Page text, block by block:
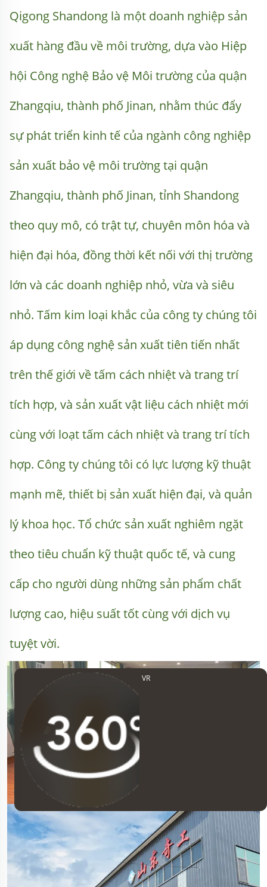
Qigong Shandong là một doanh nghiệp sản
xuất hàng đầu về môi trường, dựa vào Hiệp
hội Công nghệ Bảo vệ Môi trường của quận
Zhangqiu, thành phố Jinan, nhằm thúc đẩy
sự phát triển kinh tế của ngành công nghiệp
sản xuất bảo vệ môi trường tại quận
Zhangqiu, thành phố Jinan, tỉnh Shandong
theo quy mô, có trật tự, chuyên môn hóa và
hiện đại hóa, đồng thời kết nối với thị trường
lớn và các doanh nghiệp nhỏ, vừa và siêu
nhỏ. Tấm kim loại khắc của công ty chúng tôi
áp dụng công nghệ sản xuất tiên tiến nhất
trên thế giới về tấm cách nhiệt và trang trí
tích hợp, và sản xuất vật liệu cách nhiệt mới
cùng với loạt tấm cách nhiệt và trang trí tích
hợp. Công ty chúng tôi có lực lượng kỹ thuật
mạnh mẽ, thiết bị sản xuất hiện đại, và quản
lý khoa học. Tổ chức sản xuất nghiêm ngặt
theo tiêu chuẩn kỹ thuật quốc tế, và cung
cấp cho người dùng những sản phẩm chất
lượng cao, hiệu suất tốt cùng với dịch vụ
tuyệt vời.
VR